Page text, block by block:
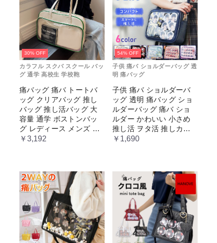
30% OFF
カラフル スクバ スクール バッ
グ 通学 高校生 学校鞄
痛バッグ 痛バ トートバ
ッグ クリアバッグ 推し
バッグ 推し活バッグ 大
容量 通学 ボストンバッ
グ レディース メンズ 男
女兼用 学生 スクール 透
￥3,192
54% OFF
子供 痛バ ショルダーバッグ 透
明 痛バッグ
子供 痛バ ショルダーバ
ッグ 透明 痛バッグ ショ
ルダーバッグ 痛バ ショ
ルダー かわいい 小さめ
推し活 ヲタ活 推しカラ
ー 推し色 肩掛け レディ
￥1,690